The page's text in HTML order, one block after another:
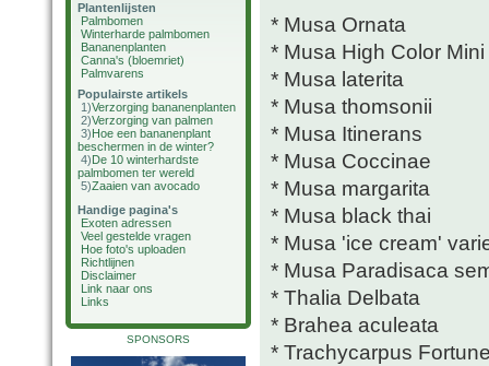
Plantenlijsten
Palmbomen
Winterharde palmbomen
Bananenplanten
Canna's (bloemriet)
Palmvarens
Populairste artikels
1)Verzorging bananenplanten
2)Verzorging van palmen
3)Hoe een bananenplant
beschermen in de winter?
4)De 10 winterhardste
palmbomen ter wereld
5)Zaaien van avocado
Handige pagina's
Exoten adressen
Veel gestelde vragen
Hoe foto's uploaden
Richtlijnen
Disclaimer
Link naar ons
Links
SPONSORS
* Musa Ornata
* Musa High Color Mini
* Musa laterita
* Musa thomsonii
* Musa Itinerans
* Musa Coccinae
* Musa margarita
* Musa black thai
* Musa 'ice cream'
* Musa Paradisaca
* Thalia Delbata
* Brahea aculeata
* Trachycarpus